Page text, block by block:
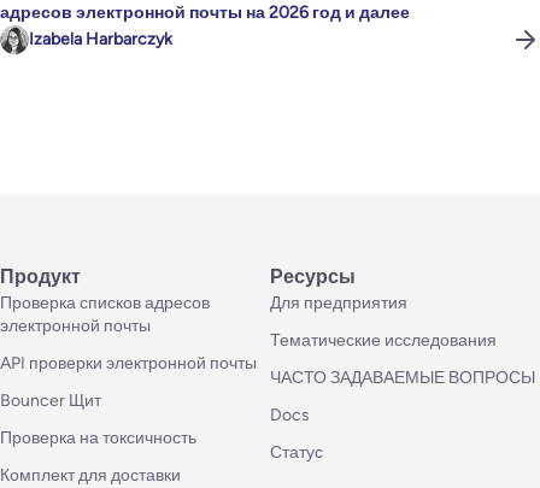
адресов электронной почты на 2026 год и далее
Izabela Harbarczyk
Продукт
Проверка списков адресов
электронной почты
API проверки электронной почты
Bouncer Щит
Проверка на токсичность
Комплект для доставки
Ресурсы
Для предприятия
Тематические исследования
ЧАСТО ЗАДАВАЕМЫЕ ВОПРОСЫ
Docs
Статус